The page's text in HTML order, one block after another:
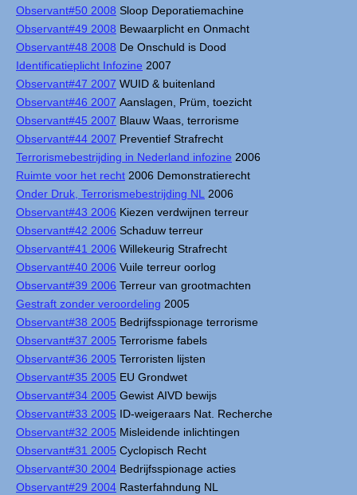
Observant#50 2008 Sloop Deporatiemachine
Observant#49 2008 Bewaarplicht en Onmacht
Observant#48 2008 De Onschuld is Dood
Identificatieplicht Infozine 2007
Observant#47 2007 WUID & buitenland
Observant#46 2007 Aanslagen, Prüm, toezicht
Observant#45 2007 Blauw Waas, terrorisme
Observant#44 2007 Preventief Strafrecht
Terrorismebestrijding in Nederland infozine 2006
Ruimte voor het recht 2006 Demonstratierecht
Onder Druk, Terrorismebestrijding NL
2006
Observant#43 2006 Kiezen verdwijnen terreur
Observant#42 2006 Schaduw terreur
Observant#41 2006 Willekeurig Strafrecht
Observant#40 2006 Vuile terreur oorlog
Observant#39 2006 Terreur van grootmachten
Gestraft zonder veroordeling 2005
Observant#38 2005 Bedrijfsspionage terrorisme
Observant#37 2005 Terrorisme fabels
Observant#36 2005 Terroristen lijsten
Observant#35 2005 EU Grondwet
Observant#34 2005 Gewist AIVD bewijs
Observant#33 2005 ID-weigeraars Nat. Recherche
Observant#32 2005 Misleidende inlichtingen
Observant#31 2005 Cyclopisch Recht
Observant#30 2004 Bedrijfsspionage acties
Observant#29 2004 Rasterfahndung NL